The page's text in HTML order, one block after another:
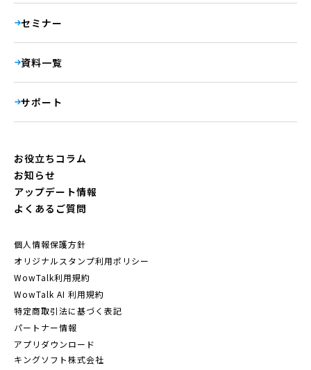
セミナー
資料一覧
サポート
お役立ちコラム
お知らせ
アップデート情報
よくあるご質問
個人情報保護方針
オリジナルスタンプ利用ポリシー
WowTalk利用規約
WowTalk AI 利用規約
特定商取引法に基づく表記
パートナー情報
アプリダウンロード
キングソフト株式会社